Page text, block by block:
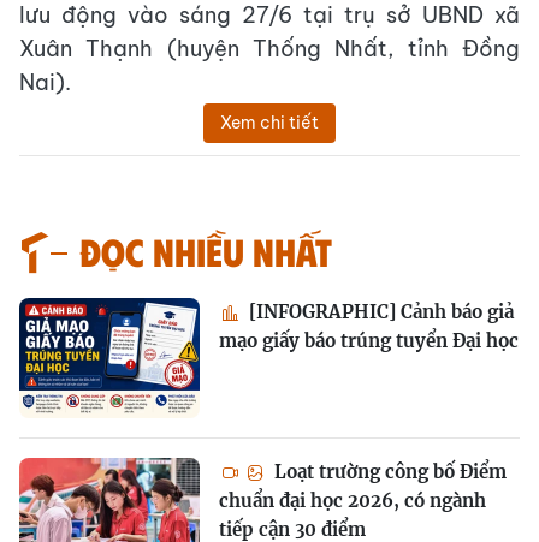
lưu động vào sáng 27/6 tại trụ sở UBND xã
Xuân Thạnh (huyện Thống Nhất, tỉnh Đồng
Nai).
Xem chi tiết
Đọc nhiều nhất
[INFOGRAPHIC] Cảnh báo giả
mạo giấy báo trúng tuyển Đại học
Loạt trường công bố Điểm
chuẩn đại học 2026, có ngành
tiếp cận 30 điểm